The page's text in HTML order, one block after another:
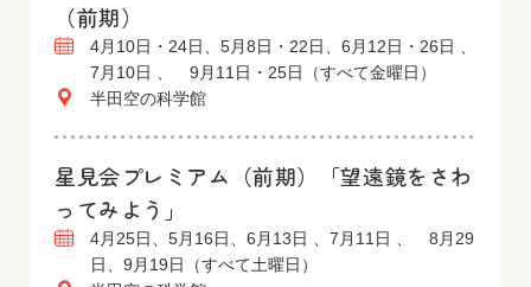
（前期）
4月10日・24日、5月8日・22日、6月12日・26日 、
7月10日 、 9月11日・25日（すべて金曜日）
半田空の科学館
星見会プレミアム（前期）「望遠鏡をさわ
ってみよう」
4月25日、5月16日、6月13日 、7月11日 、 8月29
日、9月19日（すべて土曜日）